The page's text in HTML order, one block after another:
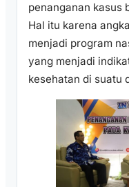
penanganan kasus
Hal itu karena
menjadi program
yang menjadi
kesehatan di suatu